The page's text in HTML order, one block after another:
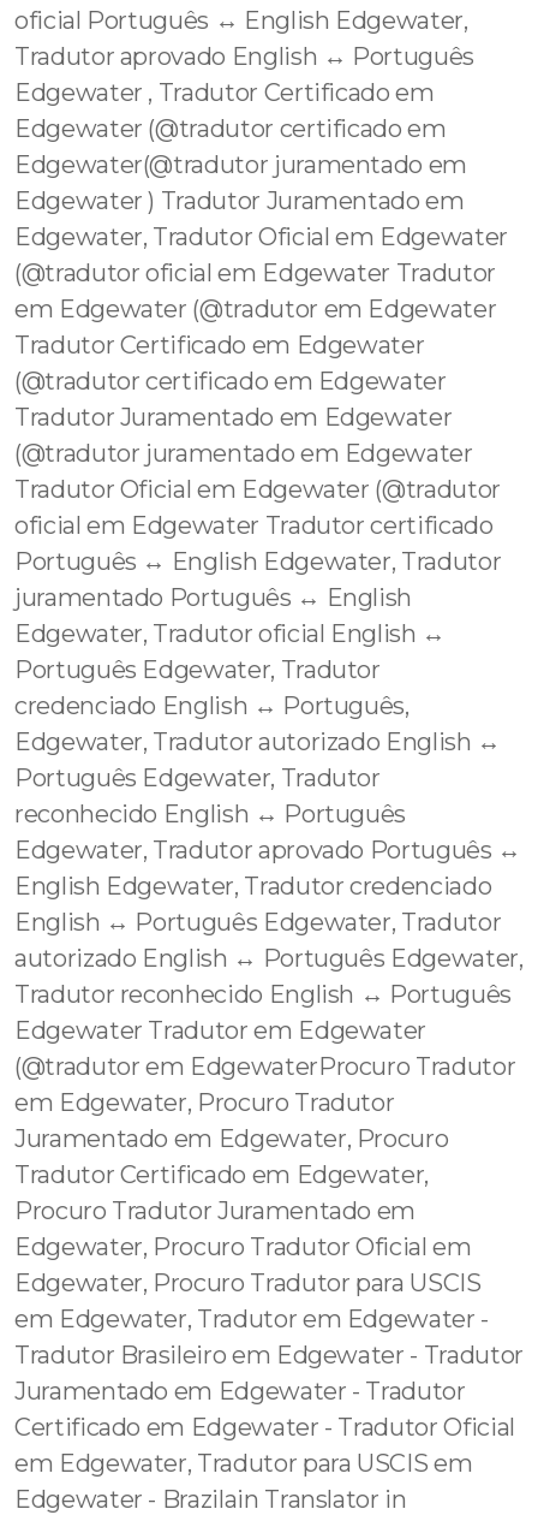
oficial Português ↔️ English Edgewater,
Tradutor aprovado English ↔️ Português
Edgewater , Tradutor Certificado em
Edgewater (@tradutor certificado em
Edgewater(@tradutor juramentado em
Edgewater ) Tradutor Juramentado em
Edgewater, Tradutor Oficial em Edgewater
(@tradutor oficial em Edgewater Tradutor
em Edgewater (@tradutor em Edgewater
Tradutor Certificado em Edgewater
(@tradutor certificado em Edgewater
Tradutor Juramentado em Edgewater
(@tradutor juramentado em Edgewater
Tradutor Oficial em Edgewater (@tradutor
oficial em Edgewater Tradutor certificado
Português ↔️ English Edgewater, Tradutor
juramentado Português ↔️ English
Edgewater, Tradutor oficial English ↔️
Português Edgewater, Tradutor
credenciado English ↔️ Português,
Edgewater, Tradutor autorizado English ↔️
Português Edgewater, Tradutor
reconhecido English ↔️ Português
Edgewater, Tradutor aprovado Português ↔️
English Edgewater, Tradutor credenciado
English ↔️ Português Edgewater, Tradutor
autorizado English ↔️ Português Edgewater,
Tradutor reconhecido English ↔️ Português
Edgewater Tradutor em Edgewater
(@tradutor em EdgewaterProcuro Tradutor
em Edgewater, Procuro Tradutor
Juramentado em Edgewater, Procuro
Tradutor Certificado em Edgewater,
Procuro Tradutor Juramentado em
Edgewater, Procuro Tradutor Oficial em
Edgewater, Procuro Tradutor para USCIS
em Edgewater, Tradutor em Edgewater -
Tradutor Brasileiro em Edgewater - Tradutor
Juramentado em Edgewater - Tradutor
Certificado em Edgewater - Tradutor Oficial
em Edgewater, Tradutor para USCIS em
Edgewater - Brazilain Translator in